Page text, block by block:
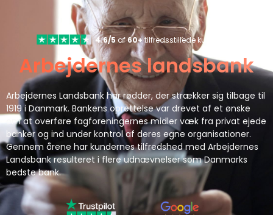
4.6/5 af60+tilfredsstillede kunder
Arbejdernes landsbank
Arbejdernes Landsbank har rødder, der strækker sig tilbage til
1919 i Danmark. Bankens oprettelse var drevet af et ønske
om at overføre fagforeningernes midler væk fra privat ejede
banker og ind under kontrol af deres egne organisationer.
Gennem årene har kundernes tilfredshed med Arbejdernes
Landsbank resulteret i flere udnævnelser som Danmarks
bedste bank.